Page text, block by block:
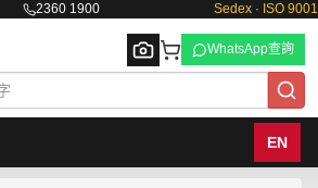
2360 1900 Sedex · ISO 9001
WhatsApp查詢
EN